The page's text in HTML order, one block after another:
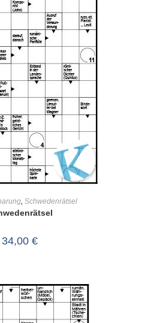
, Schwedenrätsel
34,00 €